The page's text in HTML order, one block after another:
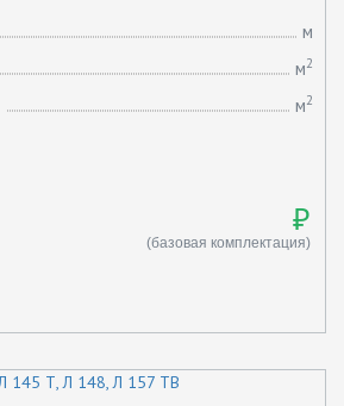
м
м2
м2
₽
(базовая комплектация)